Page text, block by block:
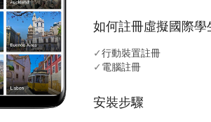
如何註冊虛擬國際
✓行動裝置註冊
✓ 電腦註冊
安裝步驟